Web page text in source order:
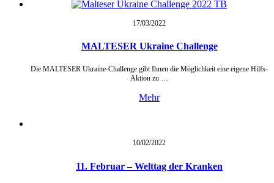
17/03/2022
MALTESER Ukraine Challenge
Die MALTESER Ukraine-Challenge gibt Ihnen die Möglichkeit eine eigene Hilfs-
Aktion zu …
Mehr
10/02/2022
11. Februar – Welttag der Kranken